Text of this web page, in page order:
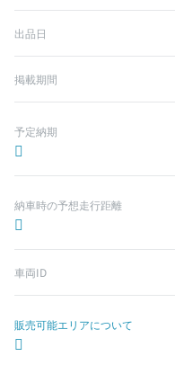
出品日
掲載期間
予定納期
納車時の予想走行距離
車両ID
販売可能エリアについて